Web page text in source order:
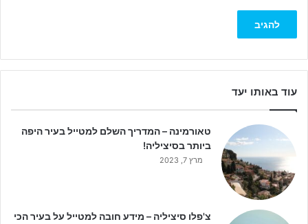
עוד באותו יעד
טאורמינה – המדריך השלם למטייל בעיר היפה
ביותר בסיציליה!
מרץ 7, 2023
צ'פלו סיציליה – מידע חובה למטייל על בעיר הכי